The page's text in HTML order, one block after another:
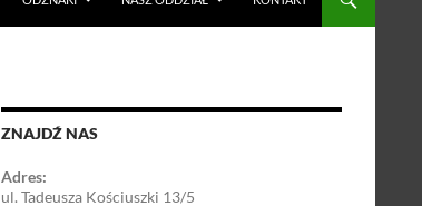
ZNAJDŹ NAS
Adres:
ul. Tadeusza Kościuszki 13/5